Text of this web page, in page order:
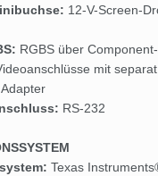
12-V-Screen-
RGBS über
mit separat
RS-232
Texas